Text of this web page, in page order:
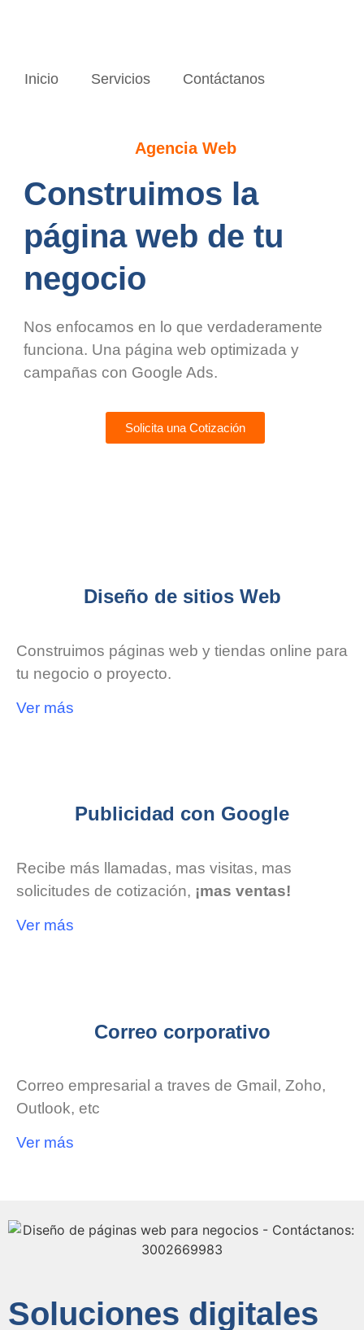
Inicio Servicios Contáctanos
Agencia Web
Construimos la
página web de tu
negocio
Nos enfocamos en lo que verdaderamente
funciona. Una página web optimizada y
campañas con Google Ads.
Solicita una Cotización
Diseño de sitios Web
Construimos páginas web y tiendas online para
tu negocio o proyecto.
Ver más
Publicidad con Google
Recibe más llamadas, mas visitas, mas
solicitudes de cotización, ¡mas ventas!
Ver más
Correo corporativo
Correo empresarial a traves de Gmail, Zoho,
Outlook, etc
Ver más
Soluciones digitales